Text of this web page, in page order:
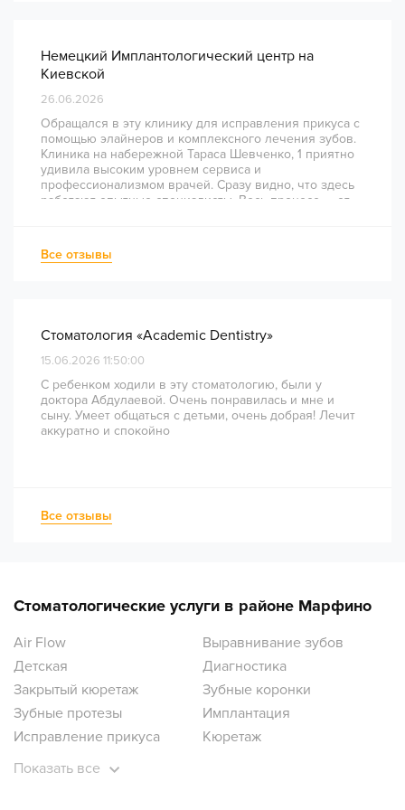
Немецкий Имплантологический центр на
Киевской
26.06.2026
Обращался в эту клинику для исправления прикуса с
помощью элайнеров и комплексного лечения зубов.
Клиника на набережной Тараса Шевченко, 1 приятно
удивила высоким уровнем сервиса и
профессионализмом врачей. Сразу видно, что здесь
работают опытные специалисты. Весь процесс — от
непростое перелечивание каналов прошло
комфортно и безболезненно. Рекомендую всем, кто
Все отзывы
Стоматология «Academic Dentistry»
15.06.2026 11:50:00
С ребенком ходили в эту стоматологию, были у
доктора Абдулаевой. Очень понравилась и мне и
сыну. Умеет общаться с детьми, очень добрая! Лечит
аккуратно и спокойно
Все отзывы
Стоматологические услуги в районе Марфино
Air Flow
Выравнивание зубов
Детская
Диагностика
Закрытый кюретаж
Зубные коронки
Зубные протезы
Имплантация
Исправление прикуса
Кюретаж
Лечение десен
Показать все